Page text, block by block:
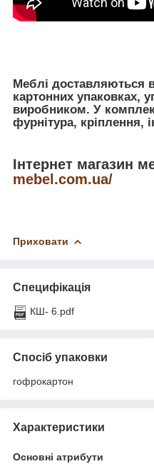
Меблі доставляються
картонних упаковках,
виробником. У
фурнітура, кріплення,
Інтернет магазин
mebel.com.ua/
Приховати
Специфікація
КШ- 6.pdf
Спосіб упаковки
гофрокартон
Характеристики
Основні атрибути